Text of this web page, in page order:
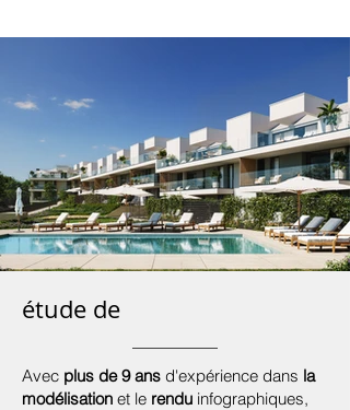
étude de
Avec plus de 9 ans d'expérience dans la
modélisation et le rendu infographiques,